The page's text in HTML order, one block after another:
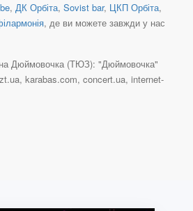
, ДК Орбіта, Sovist bar, ЦКП Орбіта,
, де ви можете завжди у нас
на Дюймовочка (ТЮЗ): "Дюймовочка"
karabas.com, concert.ua, internet-